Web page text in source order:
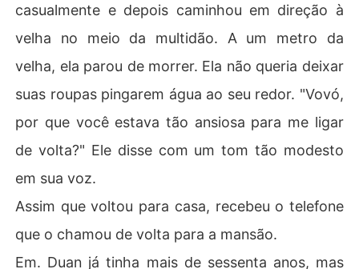
casualmente e depois caminhou em direção à
velha no meio da multidão. A um metro da
velha, ela parou de morrer. Ela não queria deixar
suas roupas pingarem água ao seu redor. "Vovó,
por que você estava tão ansiosa para me ligar
de volta?" Ele disse com um tom tão modesto
em sua voz.
Assim que voltou para casa, recebeu o telefone
que o chamou de volta para a mansão.
Em. Duan já tinha mais de sessenta anos, mas